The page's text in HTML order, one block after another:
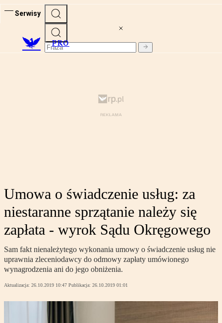
Serwisy
PRO
Umowa o świadczenie usług: za
niestaranne sprzątanie należy się
zapłata - wyrok Sądu Okręgowego
Sam fakt nienależytego wykonania umowy o świadczenie usług nie
uprawnia zleceniodawcy do odmowy zapłaty umówionego
wynagrodzenia ani do jego obniżenia.
Aktualizacja: 26.10.2019 10:47 Publikacja: 26.10.2019 01:01